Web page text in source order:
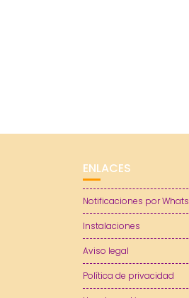
ENLACES
Notificaciones por
Instalaciones
Aviso legal
Política de privacidad